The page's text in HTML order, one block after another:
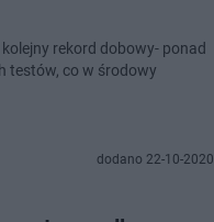
rekord dobowy- ponad
testów, co w środowy
dodano 22-10-2020